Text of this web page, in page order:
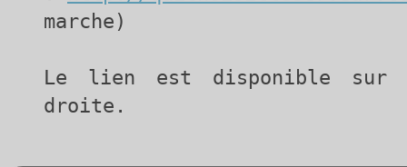
marche)
Le lien est disponible
droite.